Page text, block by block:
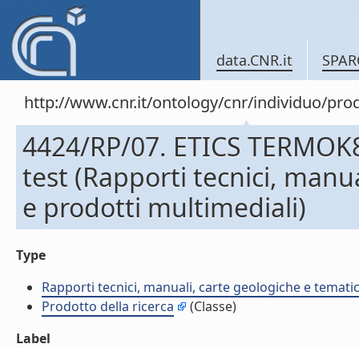
data.CNR.it
http://www.cnr.it/ontology/cnr/individuo/
4424/RP/07. ETICS
test (Rapporti tecnici,
e prodotti multimediali)
Type
Rapporti tecnici, manuali, carte geologiche e
Prodotto della ricerca
(Classe)
Label